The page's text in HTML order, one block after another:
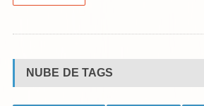
NUBE DE TAGS